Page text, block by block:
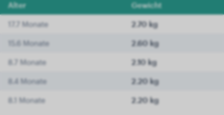
Alter Gewicht
17.7 Monate 2.70 kg
15.6 Monate 2.60 kg
8.7 Monate 2.10 kg
8.4 Monate 2.20 kg
8.1 Monate 2.20 kg